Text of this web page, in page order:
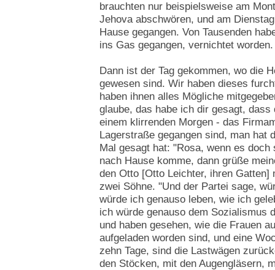
brauchten nur beispielsweise am
Jehova abschwören, und am
Hause gegangen. Von Tausenden
ins Gas gegangen, vernichtet
Dann ist der Tag gekommen, wo die
gewesen sind. Wir haben dieses
haben ihnen alles Mögliche
glaube, das habe ich dir gesagt,
einem klirrenden Morgen - das
Lagerstraße gegangen sind, man hat
Mal gesagt hat: "Rosa, wenn es
nach Hause komme, dann grüße
den Otto [Otto Leichter, ihren Gatten]
zwei Söhne. "Und der Partei sage,
würde ich genauso leben, wie ich
ich würde genauso dem Sozialismus
und haben gesehen, wie die Frauen
aufgeladen worden sind, und eine
zehn Tage, sind die Lastwägen
den Stöcken, mit den Augengläsern,